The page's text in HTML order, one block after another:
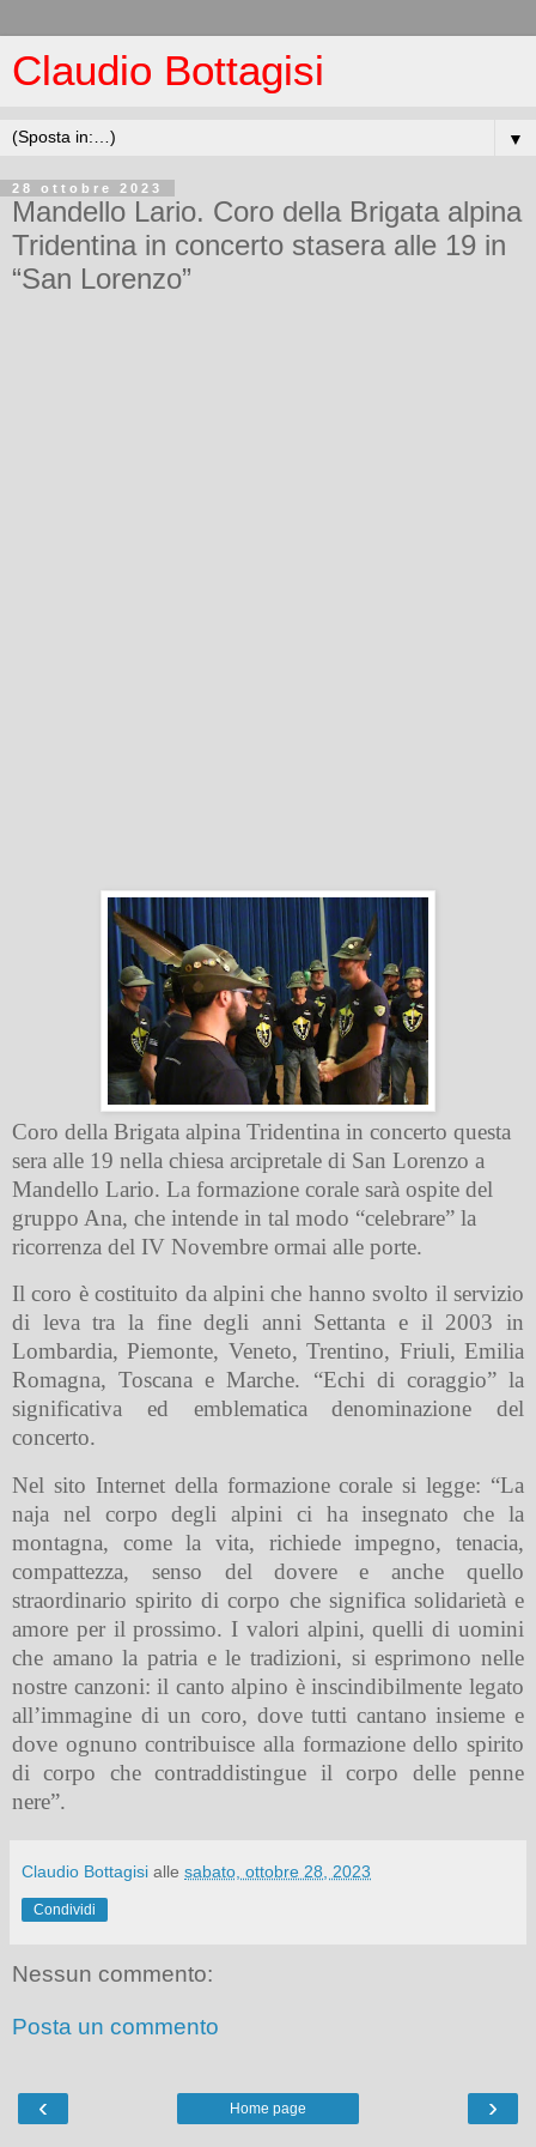
Claudio Bottagisi
▼
28 ottobre 2023
Mandello Lario. Coro della Brigata alpina
Tridentina in concerto stasera alle 19 in
“San Lorenzo”
Coro della Brigata alpina Tridentina in concerto questa
sera alle 19 nella chiesa arcipretale di San Lorenzo a
Mandello Lario. La formazione corale sarà ospite del
gruppo Ana, che intende in tal modo “celebrare” la
ricorrenza del IV Novembre ormai alle porte.
Il coro è costituito da alpini che hanno svolto il servizio
di leva tra la fine degli anni Settanta e il 2003 in
Lombardia, Piemonte, Veneto, Trentino, Friuli, Emilia
Romagna, Toscana e Marche. “Echi di coraggio” la
significativa ed emblematica denominazione del
concerto.
Nel sito Internet della formazione corale si legge: “La
naja nel corpo degli alpini ci ha insegnato che la
montagna, come la vita, richiede impegno, tenacia,
compattezza, senso del dovere e anche quello
straordinario spirito di corpo che significa solidarietà e
amore per il prossimo. I valori alpini, quelli di uomini
che amano la patria e le tradizioni, si esprimono nelle
nostre canzoni: il canto alpino è inscindibilmente legato
all’immagine di un coro, dove tutti cantano insieme e
dove ognuno contribuisce alla formazione dello spirito
di corpo che contraddistingue il corpo delle penne
nere”.
Claudio Bottagisi alle sabato, ottobre 28, 2023
Condividi
Nessun commento:
Posta un commento
‹ ›
Home page